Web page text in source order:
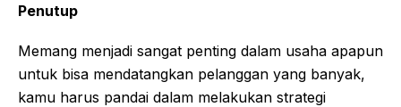
Penutup
Memang menjadi sangat penting dalam usaha apapun
untuk bisa mendatangkan pelanggan yang banyak,
kamu harus pandai dalam melakukan strategi